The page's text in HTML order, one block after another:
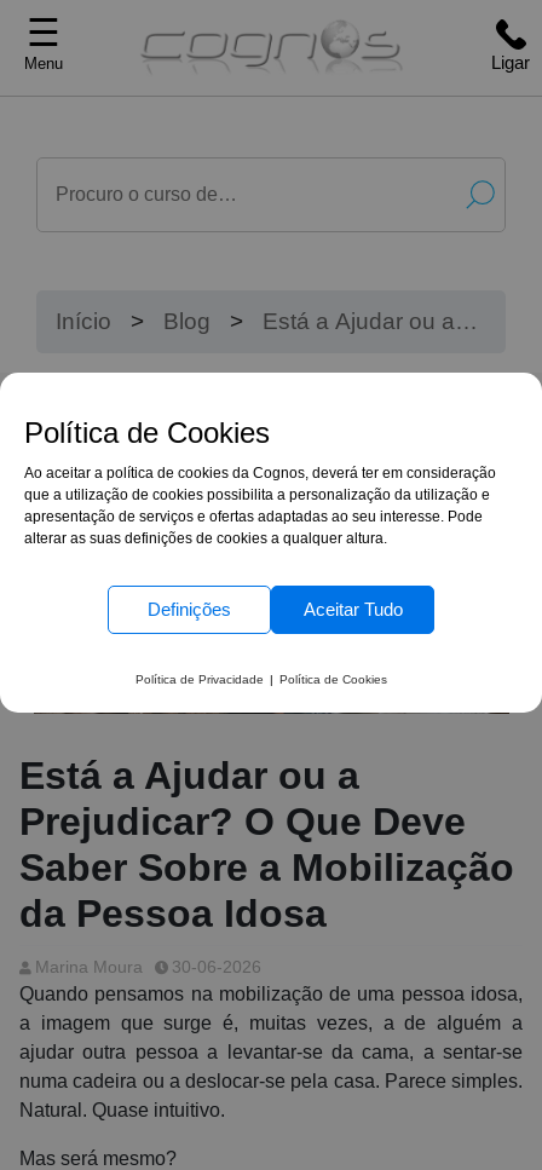
Política de Cookies
Ao aceitar a política de cookies da Cognos, deverá ter em consideração
que a utilização de cookies possibilita a personalização da utilização e
apresentação de serviços e ofertas adaptadas ao seu interesse. Pode
alterar as suas definições de cookies a qualquer altura.
Definições Aceitar Tudo
Política de Privacidade | Política de Cookies
☰
Menu Ligar
Início Blog
Está a Ajudar ou a
Mobilização da Pessoa
Está a Ajudar ou a
Prejudicar? O Que Deve
Saber Sobre a Mobilização
da Pessoa Idosa
Marina Moura 30-06-2026
Quando pensamos na mobilização de uma pessoa idosa,
a imagem que surge é, muitas vezes, a de alguém a
ajudar outra pessoa a levantar-se da cama, a sentar-se
numa cadeira ou a deslocar-se pela casa. Parece simples.
Natural. Quase intuitivo.
Mas será mesmo?